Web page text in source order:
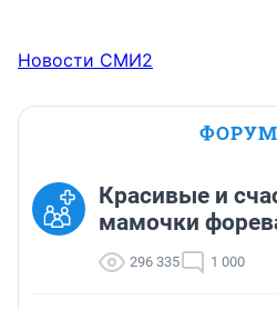
Новости СМИ2
Красивые и
мамочки
296 335 1 000